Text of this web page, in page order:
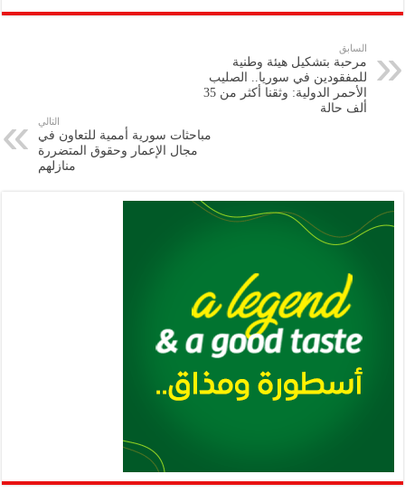
p
y
Li
n
eb
k
tt
nt
at
p
p
gr
ai
ar
السابق
مرحبة بتشكيل هيئة وطنية
للمفقودين في سوريا.. الصليب
الأحمر الدولية: وثقنا أكثر من 35
ألف حالة
التالي
مباحثات سورية أممية للتعاون في
مجال الإعمار وحقوق المتضررة
منازلهم